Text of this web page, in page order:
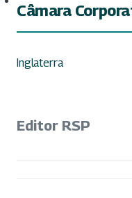
Câmara
Inglaterra
Editor RSP